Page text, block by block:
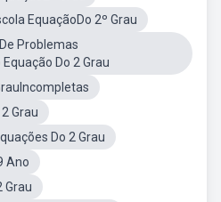
EquaçãoDo 2º Grau
Problemas
Do 2 Grau
Grau
Do 2 Grau
Ano
Grau